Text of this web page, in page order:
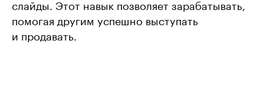
слайды. Этот навык позволяет зарабатывать,
помогая другим успешно выступать
и продавать.